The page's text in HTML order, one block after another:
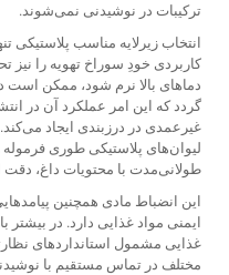
ترکیبات در نوشیدنی نمی‌شوند.
انتخاب زیرلایه مناسب پلاستیکی
کاربردی خودِ سوراخ تهویه را نیز
دماهای بالا نرم شود، ممکن است
گردد که این امر عملکرد آن در
غیرعمدی در درزبندی ایجاد
لیوان‌های پلاستیکی طوری
طولانی‌مدت با محتویات داغ، دقت
این انضباط مادی همچنین
ایمنی مواد غذایی دارد. در بیشتر
غذایی مشمول استانداردهای
مختلف در تماس مستقیم با